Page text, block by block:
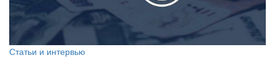
Статьи и интервью